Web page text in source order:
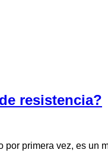
resistencia?
primera vez, es un